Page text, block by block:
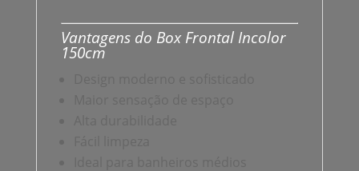
Vantagens do Box Frontal Incolor
150cm